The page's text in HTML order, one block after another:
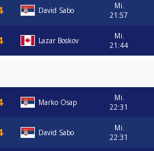
David Sabo
Mi.
21:57
Lazar Boskov
Mi.
21:44
Marko Osap
Mi.
22:31
David Sabo
Mi.
22:31